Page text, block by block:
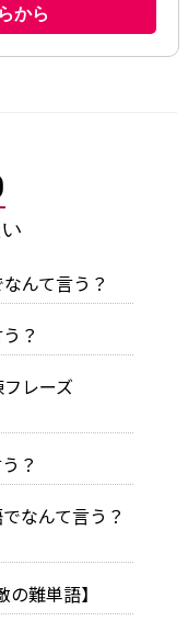
んて言う？
？
レーズ
？
なんて言う？
難単語】